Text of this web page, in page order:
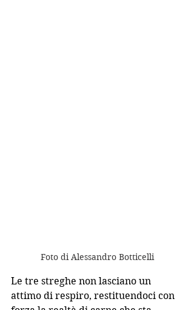
Foto di Alessandro Botticelli
Le tre streghe non lasciano un
attimo di respiro, restituendoci con